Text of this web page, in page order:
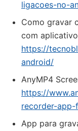
ligacoes-no-
Como gravar
com
https://
android/
AnyMP4
https://
recorder-
App para